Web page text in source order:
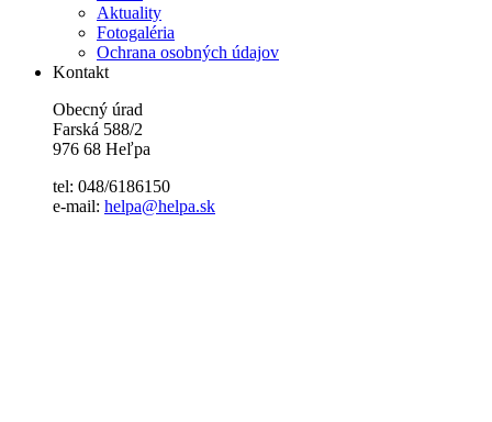
Aktuality
Fotogaléria
Ochrana osobných údajov
Kontakt
Obecný úrad
Farská 588/2
976 68 Heľpa
tel: 048/6186150
e-mail: helpa@helpa.sk